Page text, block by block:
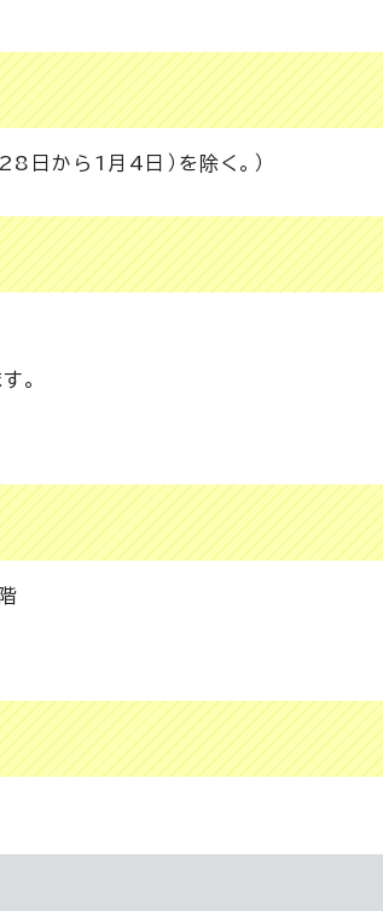
から1月4日）を除く。）
。